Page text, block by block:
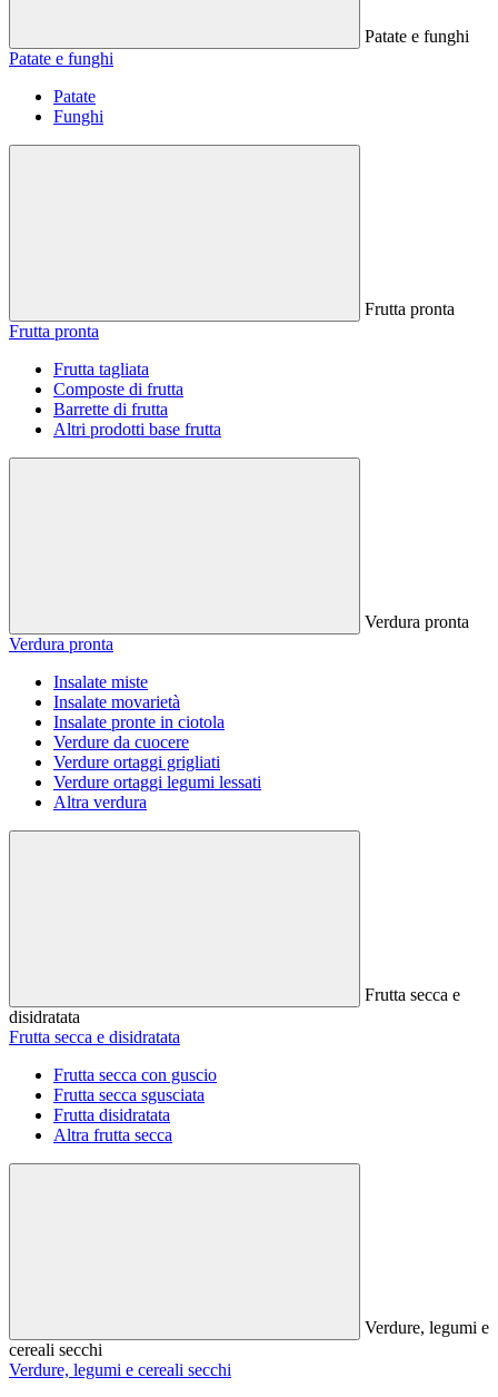
Patate e funghi
Patate e funghi
Patate
Funghi
Frutta pronta
Frutta pronta
Frutta tagliata
Composte di frutta
Barrette di frutta
Altri prodotti base frutta
Verdura pronta
Verdura pronta
Insalate miste
Insalate movarietà
Insalate pronte in ciotola
Verdure da cuocere
Verdure ortaggi grigliati
Verdure ortaggi legumi lessati
Altra verdura
Frutta secca e
disidratata
Frutta secca e disidratata
Frutta secca con guscio
Frutta secca sgusciata
Frutta disidratata
Altra frutta secca
Verdure, legumi e
cereali secchi
Verdure, legumi e cereali secchi